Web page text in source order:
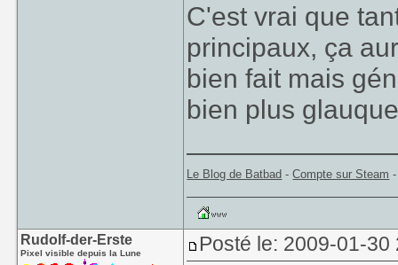
C'est vrai que
principaux, ça
bien fait mais
bien plus
Le Blog de Batbad -Compte sur Steam
Rudolf-der-Erste
Pixel visible depuis la Lune Posté le: 2009-01-30